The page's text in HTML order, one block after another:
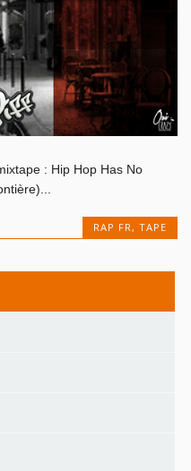
: Hip Hop Has No
RAP FR, TAPE